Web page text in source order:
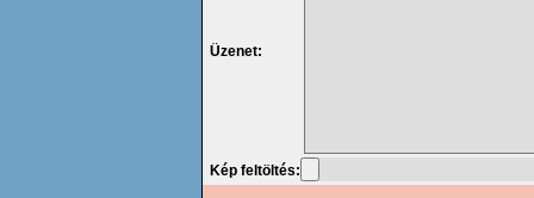
Üzenet:
Kép feltöltés: